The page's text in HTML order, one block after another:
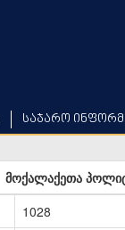
საჯარო
მოქალაქეთა
1028